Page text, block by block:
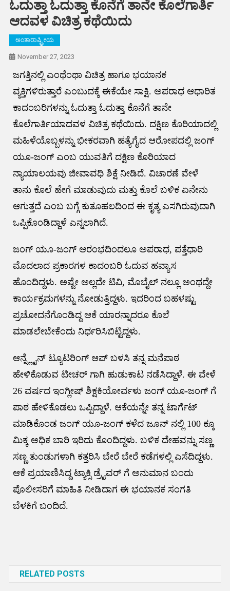
ಓದುತ್ತಾ ಓದುತ್ತಾ ಕೊನೆಗೆ ತಾನೇ ಕೊಲೆಗಾರ್ತಿ
ಆದವಳ ವಿಚಿತ್ರ ಕಥೆಯಿದು
ಅಂತಾರಾಷ್ಟ್ರೀಯ
November 27, 2023
ಜಗತ್ತಿನಲ್ಲಿ ಎಂಥೆಂಥಾ ವಿಚಿತ್ರ ಹಾಗೂ ಭಯಾನಕ
ವ್ಯಕ್ತಿಗಳಿರುತ್ತಾರೆ ಎಂಬುದಕ್ಕೆ ಈಕೆಯೇ ಸಾಕ್ಷಿ. ಅಪರಾಧ ಆಧಾರಿತ
ಕಾದಂಬರಿಗಳನ್ನು ಓದುತ್ತಾ ಓದುತ್ತಾ ಕೊನೆಗೆ ತಾನೇ
ಕೊಲೆಗಾರ್ತಿಯಾದವಳ ವಿಚಿತ್ರ ಕಥೆಯಿದು. ದಕ್ಷಿಣ ಕೊರಿಯಾದಲ್ಲಿ
ಮಹಿಳೆಯೊಬ್ಬಳನ್ನು ಭೀಕರವಾಗಿ ಹತ್ಯೆಗೈದ ಆರೋಪದಲ್ಲಿ ಜಂಗ್
ಯೂ-ಜಂಗ್ ಎಂಬ ಯುವತಿಗೆ ದಕ್ಷಿಣ ಕೊರಿಯಾದ
ನ್ಯಾಯಾಲಯವು ಜೀವಾವಧಿ ಶಿಕ್ಷೆ ನೀಡಿದೆ. ವಿಚಾರಣೆ ವೇಳೆ
ತಾನು ಕೊಲೆ ಹೇಗೆ ಮಾಡುವುದು ಮತ್ತು ಕೊಲೆ ಬಳಿಕ ಏನೇನು
ಆಗುತ್ತದೆ ಎಂಬ ಬಗ್ಗೆ ಕುತೂಹಲದಿಂದ ಈ ಕೃತ್ಯ ಎಸಗಿರುವುದಾಗಿ
ಒಪ್ಪಿಕೊಂಡಿದ್ದಾಳೆ ಎನ್ನಲಾಗಿದೆ.
ಜಂಗ್ ಯೂ-ಜಂಗ್ ಆರಂಭದಿಂದಲೂ ಅಪರಾಧ, ಪತ್ತೆಧಾರಿ
ಮೊದಲಾದ ಪ್ರಕಾರಗಳ ಕಾದಂಬರಿ ಓದುವ ಹವ್ಯಾಸ
ಹೊಂದಿದ್ದಳು. ಅಷ್ಟೇ ಅಲ್ಲದೇ ಟಿವಿ, ಮೊಬೈಲ್ ನಲ್ಲೂ ಅಂಥದ್ದೇ
ಕಾರ್ಯಕ್ರಮಗಳನ್ನು ನೋಡುತ್ತಿದ್ದಳು. ಇದರಿಂದ ಬಹಳಷ್ಟು
ಪ್ರಚೋದನೆಗೊಂಡಿದ್ದ ಆಕೆ ಯಾರನ್ನಾದರೂ ಕೊಲೆ
ಮಾಡಲೇಬೇಕೆಂದು ನಿರ್ಧರಿಸಿಬಿಟ್ಟಿದ್ದಳು.
ಆನ್ನ್ಲೈನ್ ಟ್ಯೂಟರಿಂಗ್ ಆಪ್ ಬಳಸಿ ತನ್ನ ಮನೆಪಾಠ
ಹೇಳಿಕೊಡುವ ಟೀಚರ್ ಗಾಗಿ ಹುಡುಕಾಟ ನಡೆಸಿದ್ದಾಳೆ. ಈ ವೇಳೆ
26 ವರ್ಷದ ಇಂಗ್ಲೀಷ್ ಶಿಕ್ಷಕಿಯೋರ್ವಳು ಜಂಗ್ ಯೂ-ಜಂಗ್ ಗೆ
ಪಾಠ ಹೇಳಿಕೊಡಲು ಒಪ್ಪಿದ್ದಾಳೆ. ಆಕೆಯನ್ನೇ ತನ್ನ ಟಾರ್ಗೆಟ್
ಮಾಡಿಕೊಂಡ ಜಂಗ್ ಯೂ-ಜಂಗ್ ಕಳೆದ ಜೂನ್ ನಲ್ಲಿ 100 ಕ್ಕೂ
ಮಿಕ್ಕ ಅಧಿಕ ಬಾರಿ ಇರಿದು ಕೊಂದಿದ್ದಳು. ಬಳಿಕ ದೇಹವನ್ನು ಸಣ್ಣ
ಸಣ್ಣ ತುಂಡುಗಳಾಗಿ ಕತ್ತರಿಸಿ ಬೇರೆ ಬೇರೆ ಕಡೆಗಳಲ್ಲಿ ಎಸೆದಿದ್ದಳು.
ಆಕೆ ಪ್ರಯಾಣಿಸಿದ್ದ ಟ್ಯಾಕ್ಸಿ ಡ್ರೈವರ್ ಗೆ ಅನುಮಾನ ಬಂದು
ಪೊಲೀಸರಿಗೆ ಮಾಹಿತಿ ನೀಡಿದಾಗ ಈ ಭಯಾನಕ ಸಂಗತಿ
ಬೆಳಕಿಗೆ ಬಂದಿದೆ.
RELATED POSTS